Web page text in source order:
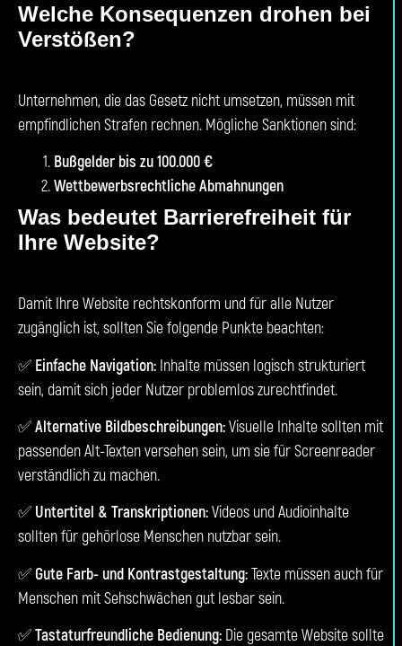
Welche Konsequenzen drohen bei
Verstößen?
Unternehmen, die das Gesetz nicht umsetzen, müssen mit
empfindlichen Strafen rechnen. Mögliche Sanktionen sind:
Bußgelder bis zu 100.000 €
Wettbewerbsrechtliche Abmahnungen
Was bedeutet Barrierefreiheit für
Ihre Website?
Damit Ihre Website rechtskonform und für alle Nutzer
zugänglich ist, sollten Sie folgende Punkte beachten:
✅ Einfache Navigation: Inhalte müssen logisch strukturiert
sein, damit sich jeder Nutzer problemlos zurechtfindet.
✅Alternative Bildbeschreibungen:Visuelle Inhalte sollten mit
passenden Alt-Texten versehen sein, um sie für Screenreader
verständlich zu machen.
✅ Untertitel & Transkriptionen:Videos und Audioinhalte
sollten für gehörlose Menschen nutzbar sein.
✅Gute Farb- und Kontrastgestaltung:Texte müssen auch für
Menschen mit Sehschwächen gut lesbar sein.
✅Tastaturfreundliche Bedienung: Die gesamte Website sollte